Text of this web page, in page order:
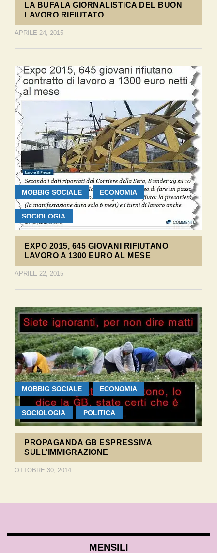
LA BUFALA GIORNALISTICA DEL BUON
LAVORO RIFIUTATO
APRILE 24, 2015
MOBBIG SOCIALE ECONOMIA
SOCIOLOGIA
EXPO 2015, 645 GIOVANI RIFIUTANO
LAVORO A 1300 EURO AL MESE
APRILE 22, 2015
MOBBIG SOCIALE ECONOMIA
SOCIOLOGIA POLITICA
PROPAGANDA GB ESPRESSIVA
SULL’IMMIGRAZIONE
OTTOBRE 30, 2014
MENSILI